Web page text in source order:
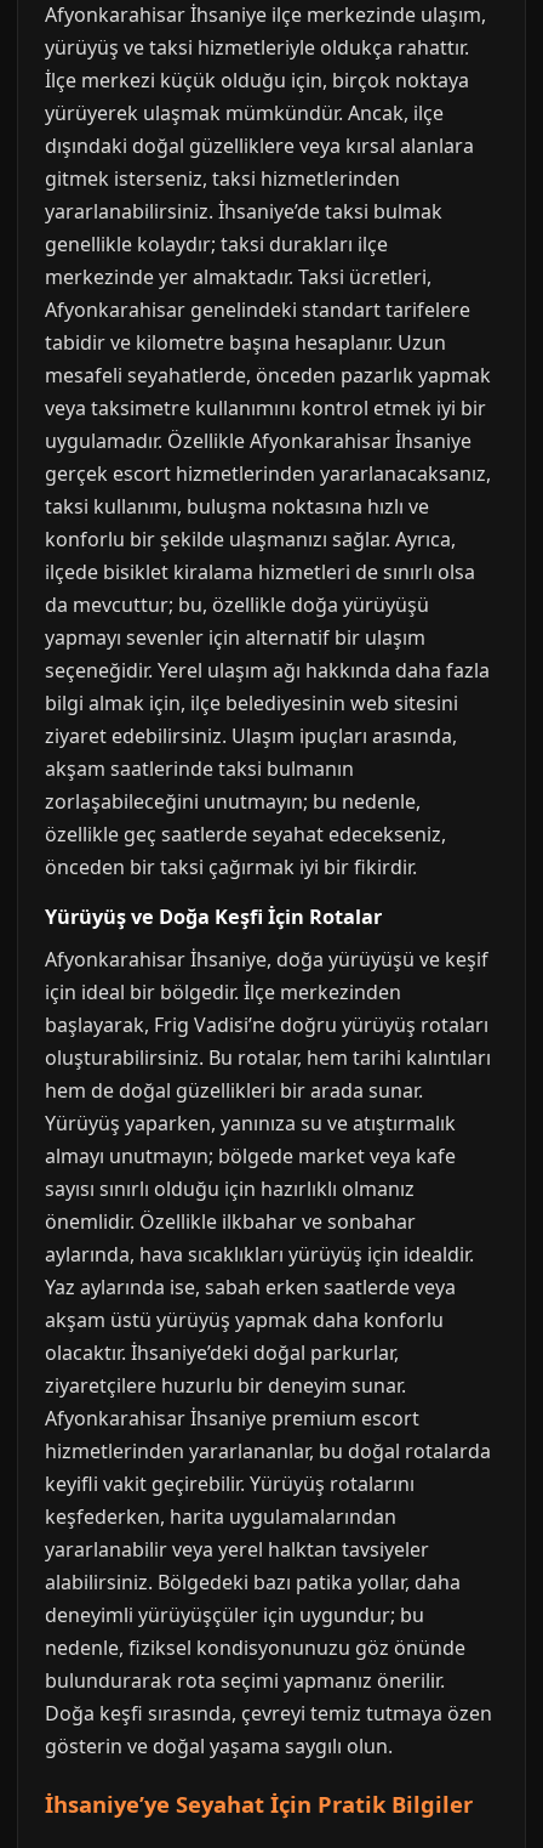
Afyonkarahisar İhsaniye ilçe merkezinde ulaşım,
yürüyüş ve taksi hizmetleriyle oldukça rahattır.
İlçe merkezi küçük olduğu için, birçok noktaya
yürüyerek ulaşmak mümkündür. Ancak, ilçe
dışındaki doğal güzelliklere veya kırsal alanlara
gitmek isterseniz, taksi hizmetlerinden
yararlanabilirsiniz. İhsaniye’de taksi bulmak
genellikle kolaydır; taksi durakları ilçe
merkezinde yer almaktadır. Taksi ücretleri,
Afyonkarahisar genelindeki standart tarifelere
tabidir ve kilometre başına hesaplanır. Uzun
mesafeli seyahatlerde, önceden pazarlık yapmak
veya taksimetre kullanımını kontrol etmek iyi bir
uygulamadır. Özellikle Afyonkarahisar İhsaniye
gerçek escort hizmetlerinden yararlanacaksanız,
taksi kullanımı, buluşma noktasına hızlı ve
konforlu bir şekilde ulaşmanızı sağlar. Ayrıca,
ilçede bisiklet kiralama hizmetleri de sınırlı olsa
da mevcuttur; bu, özellikle doğa yürüyüşü
yapmayı sevenler için alternatif bir ulaşım
seçeneğidir. Yerel ulaşım ağı hakkında daha fazla
bilgi almak için, ilçe belediyesinin web sitesini
ziyaret edebilirsiniz. Ulaşım ipuçları arasında,
akşam saatlerinde taksi bulmanın
zorlaşabileceğini unutmayın; bu nedenle,
özellikle geç saatlerde seyahat edecekseniz,
önceden bir taksi çağırmak iyi bir fikirdir.
Yürüyüş ve Doğa Keşfi İçin Rotalar
Afyonkarahisar İhsaniye, doğa yürüyüşü ve keşif
için ideal bir bölgedir. İlçe merkezinden
başlayarak, Frig Vadisi’ne doğru yürüyüş rotaları
oluşturabilirsiniz. Bu rotalar, hem tarihi kalıntıları
hem de doğal güzellikleri bir arada sunar.
Yürüyüş yaparken, yanınıza su ve atıştırmalık
almayı unutmayın; bölgede market veya kafe
sayısı sınırlı olduğu için hazırlıklı olmanız
önemlidir. Özellikle ilkbahar ve sonbahar
aylarında, hava sıcaklıkları yürüyüş için idealdir.
Yaz aylarında ise, sabah erken saatlerde veya
akşam üstü yürüyüş yapmak daha konforlu
olacaktır. İhsaniye’deki doğal parkurlar,
ziyaretçilere huzurlu bir deneyim sunar.
Afyonkarahisar İhsaniye premium escort
hizmetlerinden yararlananlar, bu doğal rotalarda
keyifli vakit geçirebilir. Yürüyüş rotalarını
keşfederken, harita uygulamalarından
yararlanabilir veya yerel halktan tavsiyeler
alabilirsiniz. Bölgedeki bazı patika yollar, daha
deneyimli yürüyüşçüler için uygundur; bu
nedenle, fiziksel kondisyonunuzu göz önünde
bulundurarak rota seçimi yapmanız önerilir.
Doğa keşfi sırasında, çevreyi temiz tutmaya özen
gösterin ve doğal yaşama saygılı olun.
İhsaniye’ye Seyahat İçin Pratik Bilgiler